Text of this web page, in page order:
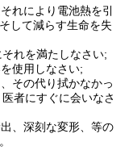
れにより電池熱を引
して減らす生命を失
れを満たしなさい;
使用しなさい;
その代り拭かなかっ
者にすぐに会いなさ
、深刻な変形、等の